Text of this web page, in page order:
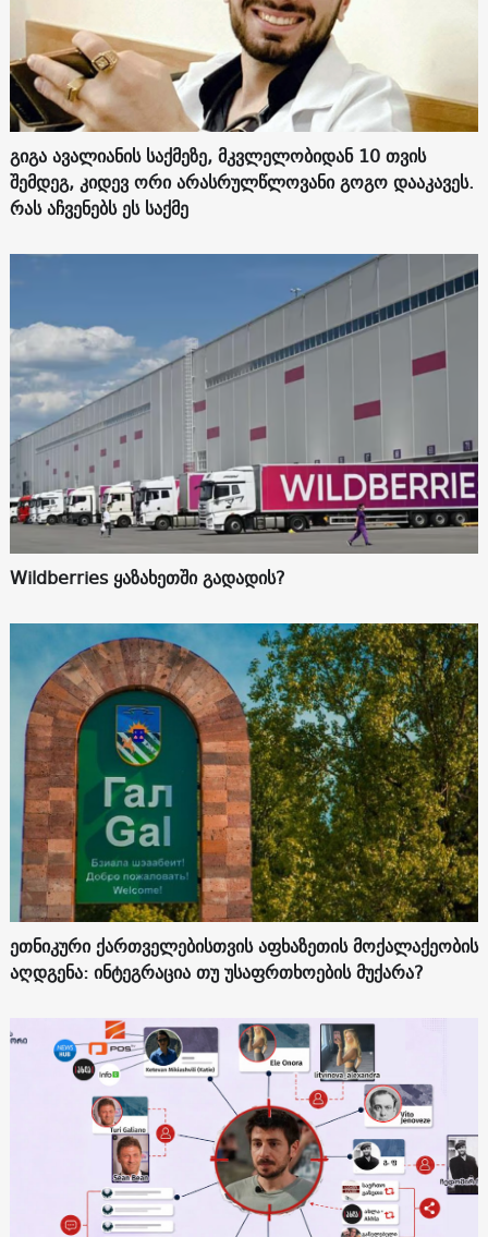
გიგა ავალიანის საქმეზე, მკვლელობიდან 10 თვის
შემდეგ, კიდევ ორი არასრულწლოვანი გოგო დააკავეს.
რას აჩვენებს ეს საქმე
Wildberries ყაზახეთში გადადის?
ეთნიკური ქართველებისთვის აფხაზეთის მოქალაქეობის
აღდგენა: ინტეგრაცია თუ უსაფრთხოების მუქარა?